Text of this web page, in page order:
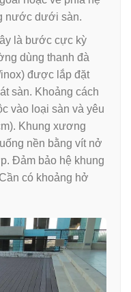
nước dưới sàn.
là bước cực kỳ
dùng thanh đà
được lắp đặt
sàn. Khoảng cách
vào loại sàn và yêu
Khung xương
nền bằng vít nở
Đảm bảo hệ khung
có khoảng hở